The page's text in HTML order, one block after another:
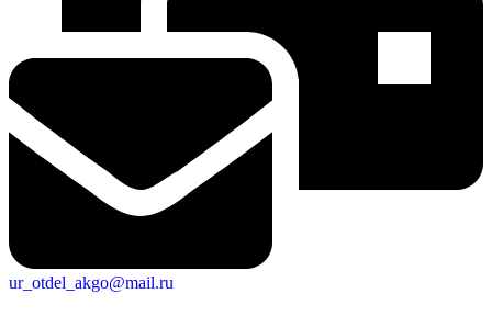
ur_otdel_akgo@mail.ru